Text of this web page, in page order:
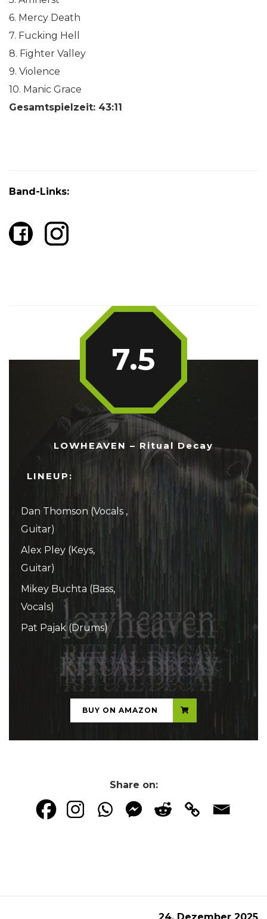
6. Mercy Death
7. Fucking Hell
8. Fighter Valley
9. Violence
10. Manic Grace
Gesamtspielzeit: 43:11
Band-Links:
LOWHEAVEN – Ritual Decay
LINEUP:
Dan Thomson (Vocals ,
Guitar)
Alex Pley (Keys,
Guitar)
Mikey Buchta (Bass,
Vocals)
Pat Pajak (Drums)
7.5
...
BUY ON AMAZON
Share on: